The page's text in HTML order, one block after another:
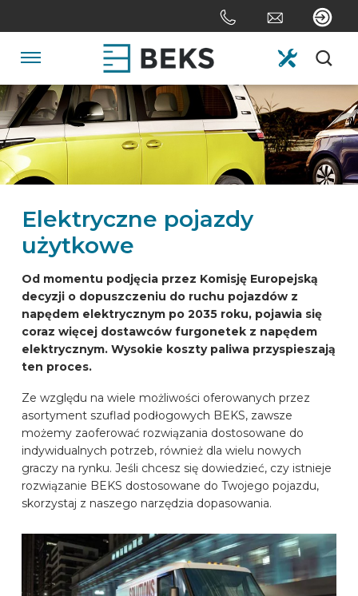
to
content
Jump
to
the
navigation
HOME
O NAS
SYSTEMY
NA ZAMÓWIENIE
SEKTORY
MARKI SAMOCHODÓW
KONTAKT
SKONFIGUROWAĆ ONLINE
PL
Elektryczne pojazdy
użytkowe
Od momentu podjęcia przez Komisję Europejską
decyzji o dopuszczeniu do ruchu pojazdów z
napędem elektrycznym po 2035 roku, pojawia się
coraz więcej dostawców furgonetek z napędem
elektrycznym. Wysokie koszty paliwa przyspieszają
ten proces.
Ze względu na wiele możliwości oferowanych przez
asortyment szuflad podłogowych BEKS, zawsze
możemy zaoferować rozwiązania dostosowane do
indywidualnych potrzeb, również dla wielu nowych
graczy na rynku. Jeśli chcesz się dowiedzieć, czy istnieje
rozwiązanie BEKS dostosowane do Twojego pojazdu,
skorzystaj z naszego narzędzia dopasowania.